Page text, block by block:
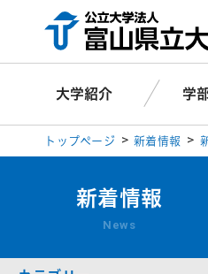
大学紹介 学
トップページ 新着情報
新着情報
News